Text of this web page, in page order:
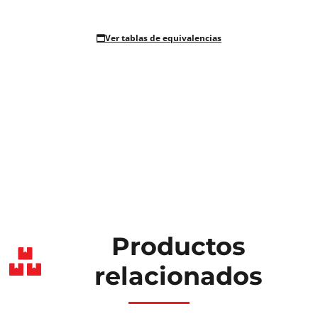
Ver tablas de equivalencias
Productos
relacionados